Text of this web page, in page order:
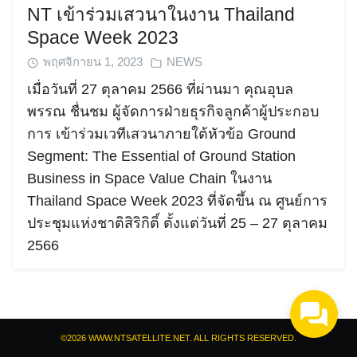
Search
Search
NT เข้าร่วมเสวนาในงาน Thailand
Space Week 2023
พฤศจิกายน 1, 2023 NEWS
เมื่อวันที่ 27 ตุลาคม 2566 ที่ผ่านมา คุณอุบล
พรรณ ชื่นชม ผู้จัดการฝ่ายธุรกิจลูกค้าผู้ประกอบ
การ เข้าร่วมเวทีเสวนาภายใต้หัวข้อ Ground
Segment: The Essential of Ground Station
Business in Space Value Chain ในงาน
Thailand Space Week 2023 ที่จัดขึ้น ณ ศูนย์การ
ประชุมแห่งชาติสิริกิติ์ ตั้งแต่วันที่ 25 – 27 ตุลาคม
2566
©2026 WWW.NTSATELLITE.NET. ALL RIGHTS RESERVED.